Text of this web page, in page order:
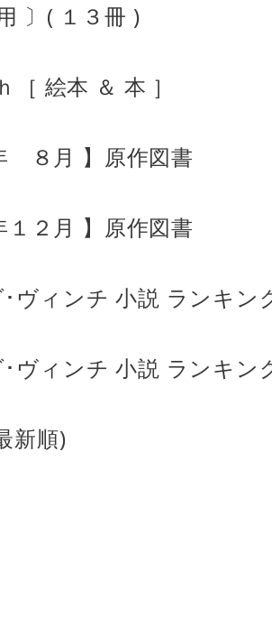
〕( １３冊 )
絵本 ＆ 本 ］
８月 】原作図書
２月 】原作図書
ヴィンチ 小説 ランキン
ヴィンチ 小説 ランキン
新順)